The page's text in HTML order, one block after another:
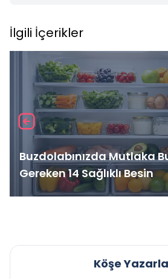
İlgili İçerikler
Buzdolabınızda Mutlaka
Gereken 14 Sağlıklı Besin
Köşe